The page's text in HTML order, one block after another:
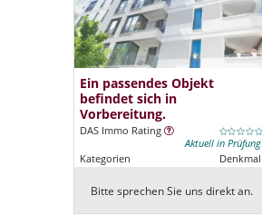
Ein passendes Objekt
befindet sich in
Vorbereitung.
DAS Immo Rating
Aktuell in Prüfung
Kategorien
Denkmal
Bitte sprechen Sie uns direkt an.